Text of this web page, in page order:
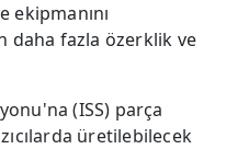
daha fazla özerklik ve
(ISS) parça
üretilebilecek